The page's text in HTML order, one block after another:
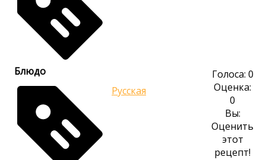
Блюдо
Русская
Голоса: 0
Оценка:
0
Вы:
Оценить
этот
рецепт!